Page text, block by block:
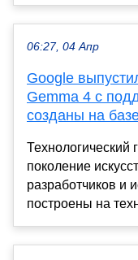
06:27, 04 Апр
Google
Gemma 4 с
созданы на
Технологический
поколение
разработчиков и
построены на